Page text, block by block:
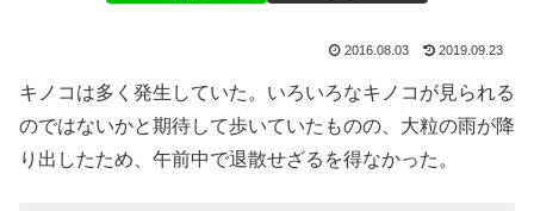
2016.08.03 2019.09.23
キノコは多く発生していた。いろいろなキノコが見られる
のではないかと期待して歩いていたものの、大粒の雨が降
り出したため、午前中で退散せざるを得なかった。